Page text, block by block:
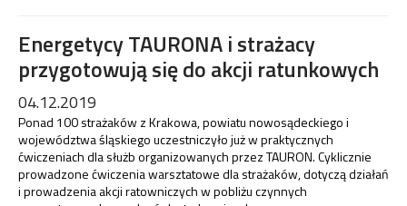
Energetycy TAURONA i strażacy
przygotowują się do akcji ratunkowych
04.12.2019
Ponad 100 strażaków z Krakowa, powiatu nowosądeckiego i
województwa śląskiego uczestniczyło już w praktycznych
ćwiczeniach dla służb organizowanych przez TAURON. Cyklicznie
prowadzone ćwiczenia warsztatowe dla strażaków, dotyczą działań
i prowadzenia akcji ratowniczych w pobliżu czynnych